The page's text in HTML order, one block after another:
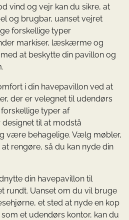
vind og vejr kan du sikre, at
og brugbar, uanset vejret
forskellige typer
markiser, læskærme og
at beskytte din pavillon og
i din havepavillon ved at
der er velegnet til udendørs
typer af
til at modstå
være behagelige. Vælg møbler,
rengøre, så du kan nyde din
din havepavillon til
rundt. Uanset om du vil bruge
et sted at nyde en kop
et udendørs kontor, kan du